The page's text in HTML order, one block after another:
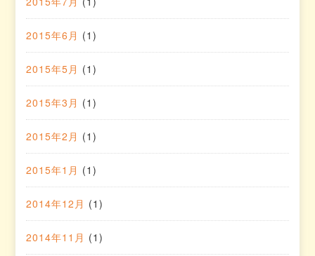
2015年6月 (1)
2015年5月 (1)
2015年3月 (1)
2015年2月 (1)
2015年1月 (1)
2014年12月 (1)
2014年11月 (1)